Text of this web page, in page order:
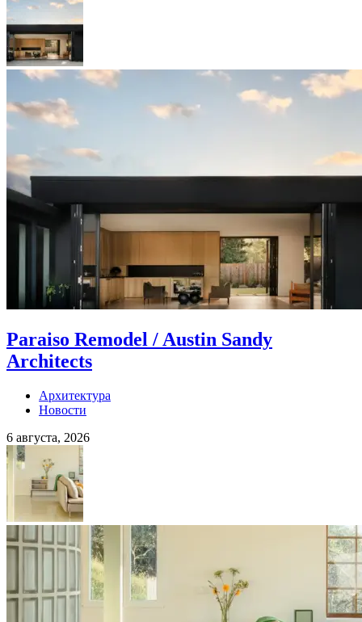
Paraiso Remodel / Austin Sandy
Architects
Архитектура
Новости
6 августа, 2026